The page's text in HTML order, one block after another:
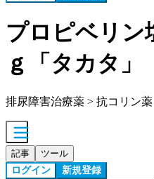
プロピベリン
ｇ「タカタ」
排尿障害治療薬 > 抗コリン薬
記事 ツール
ログイン 新規登録